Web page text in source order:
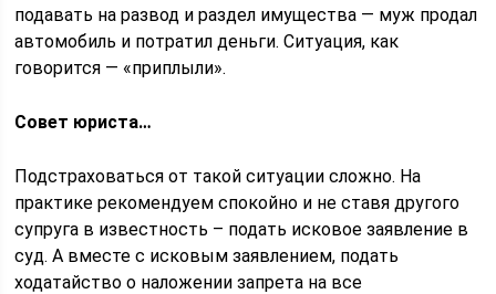
подавать на развод и раздел имущества — муж продал
автомобиль и потратил деньги. Ситуация, как
говорится — «приплыли».
Совет юриста…
Подстраховаться от такой ситуации сложно. На
практике рекомендуем спокойно и не ставя другого
супруга в известность – подать исковое заявление в
суд. А вместе с исковым заявлением, подать
ходатайство о наложении запрета на все